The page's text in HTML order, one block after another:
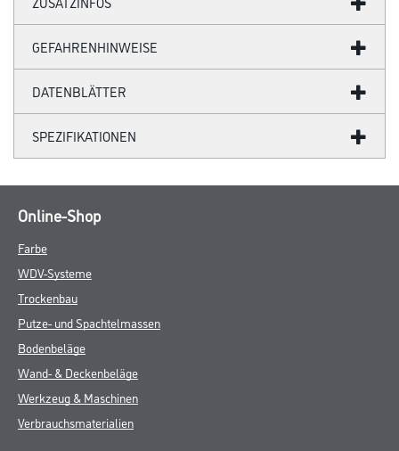
GEFAHRENHINWEISE
DATENBLÄTTER
SPEZIFIKATIONEN
Online-Shop
Farbe
WDV-Systeme
Trockenbau
Putze- und Spachtelmassen
Bodenbeläge
Wand- & Deckenbeläge
Werkzeug & Maschinen
Verbrauchsmaterialien